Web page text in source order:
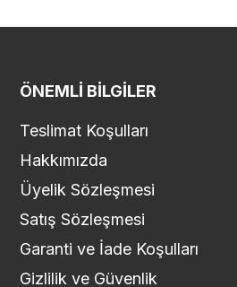
ÖNEMLI BILGILER
Teslimat Koşulları
Hakkımızda
Üyelik Sözleşmesi
Satış Sözleşmesi
Garanti ve İade Koşulları
Gizlilik ve Güvenlik